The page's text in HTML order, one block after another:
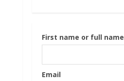
First name or full name
Email